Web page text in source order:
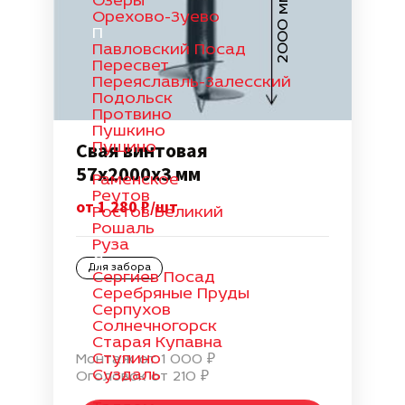
Орехово-Зуево
П
Павловский Посад
Пересвет
Переяславль-Залесский
Подольск
Протвино
Пушкино
Пущино
Р
Раменское
Реутов
Ростов Великий
Рошаль
Руза
С
Сергиев Посад
Серебряные Пруды
Серпухов
Солнечногорск
Старая Купавна
Ступино
Суздаль
2000 мм
Свая винтовая
57х2000х3 мм
от 1 280 ₽/шт
Для забора
Монтаж от 1 000 ₽
Оголовок от 210 ₽